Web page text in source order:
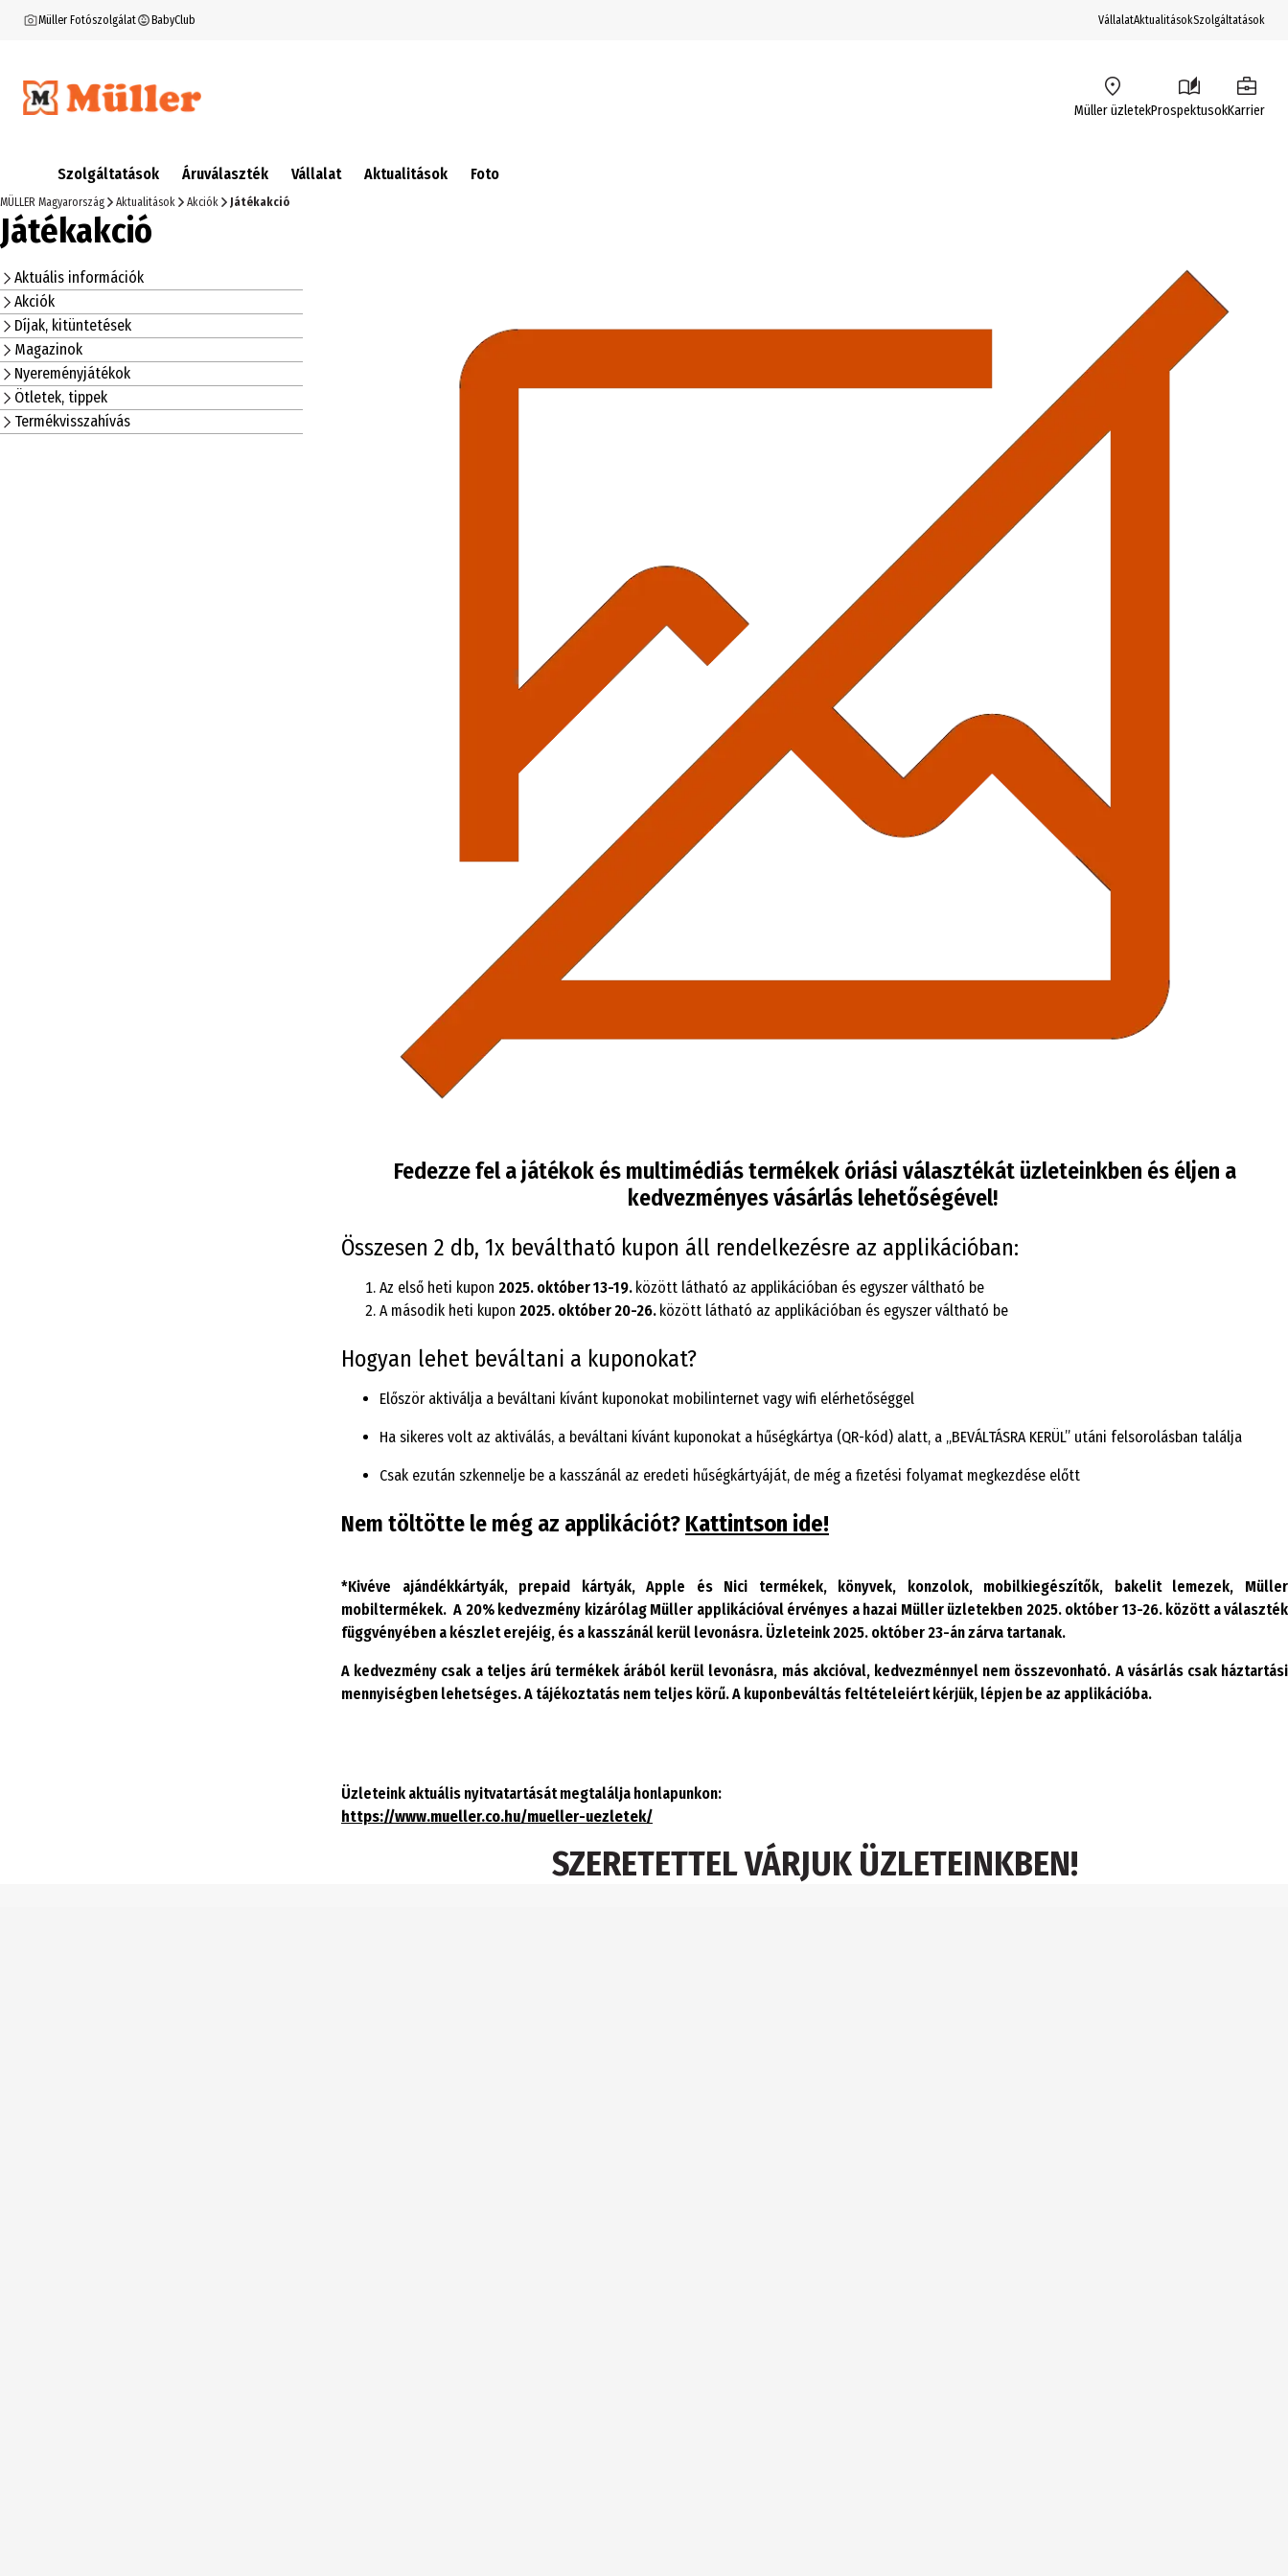
Müller Fotószolgálat BabyClub VállalatAktualitásokSzolgáltatások
Müller üzletekProspektusokKarrier
Szolgáltatások Áruválaszték Vállalat Aktualitások Foto
MÜLLER Magyarország Aktualitások Akciók Játékakció
Játékakció
Aktuális információk
Akciók
Díjak, kitüntetések
Magazinok
Nyereményjátékok
Ötletek, tippek
Termékvisszahívás
Fedezze fel a játékok és multimédiás termékek óriási választékát üzleteinkben és éljen a
kedvezményes vásárlás lehetőségével!
Összesen 2 db, 1x beváltható kupon áll rendelkezésre az applikációban:
Az első heti kupon 2025. október 13-19. között látható az applikációban és egyszer váltható be
A második heti kupon 2025. október 20-26. között látható az applikációban és egyszer váltható be
Hogyan lehet beváltani a kuponokat?
Először aktiválja a beváltani kívánt kuponokat mobilinternet vagy wifi elérhetőséggel
Ha sikeres volt az aktiválás, a beváltani kívánt kuponokat a hűségkártya (QR-kód) alatt, a „BEVÁLTÁSRA KERÜL” utáni felsorolásban találja
Csak ezután szkennelje be a kasszánál az eredeti hűségkártyáját, de még a fizetési folyamat megkezdése előtt
Nem töltötte le még az applikációt? Kattintson ide!
*Kivéve ajándékkártyák, prepaid kártyák, Apple és Nici termékek, könyvek, konzolok, mobilkiegészítők, bakelit lemezek, Müller
mobiltermékek. A 20% kedvezmény kizárólag Müller applikációval érvényes a hazai Müller üzletekben 2025. október 13-26. között a választék
függvényében a készlet erejéig, és a kasszánál kerül levonásra. Üzleteink 2025. október 23-án zárva tartanak.
A kedvezmény csak a teljes árú termékek árából kerül levonásra, más akcióval, kedvezménnyel nem összevonható. A vásárlás csak háztartási
mennyiségben lehetséges. A tájékoztatás nem teljes körű. A kuponbeváltás feltételeiért kérjük, lépjen be az applikációba.
Üzleteink aktuális nyitvatartását megtalálja honlapunkon:
https://www.mueller.co.hu/mueller-uezletek/
SZERETETTEL VÁRJUK ÜZLETEINKBEN!